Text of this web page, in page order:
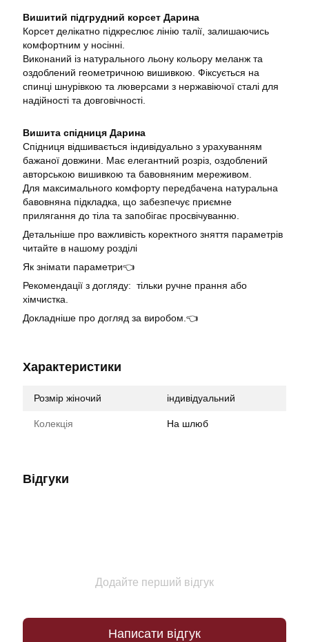
Вишитий підгрудний корсет Дарина
Корсет делікатно підкреслює лінію талії, залишаючись
комфортним у носінні.
Виконаний із натурального льону кольору меланж та
оздоблений геометричною вишивкою. Фіксується на
спинці шнурівкою та люверсами з нержавіючої сталі для
надійності та довговічності.
Вишита спідниця Дарина
Спідниця відшивається індивідуально з урахуванням
бажаної довжини. Має елегантний розріз, оздоблений
авторською вишивкою та бавовняним мереживом.
Для максимального комфорту передбачена натуральна
бавовняна підкладка, що забезпечує приємне
прилягання до тіла та запобігає просвічуванню.
Детальніше про важливість коректного зняття параметрів
читайте в нашому розділі
Як знімати параметри👈
Рекомендації з догляду: тільки ручне прання або
хімчистка.
Докладніше про догляд за виробом.👈
Характеристики
Розмір жіночий індивідуальний
Колекція На шлюб
Відгуки
Додайте перший відгук
Написати відгук